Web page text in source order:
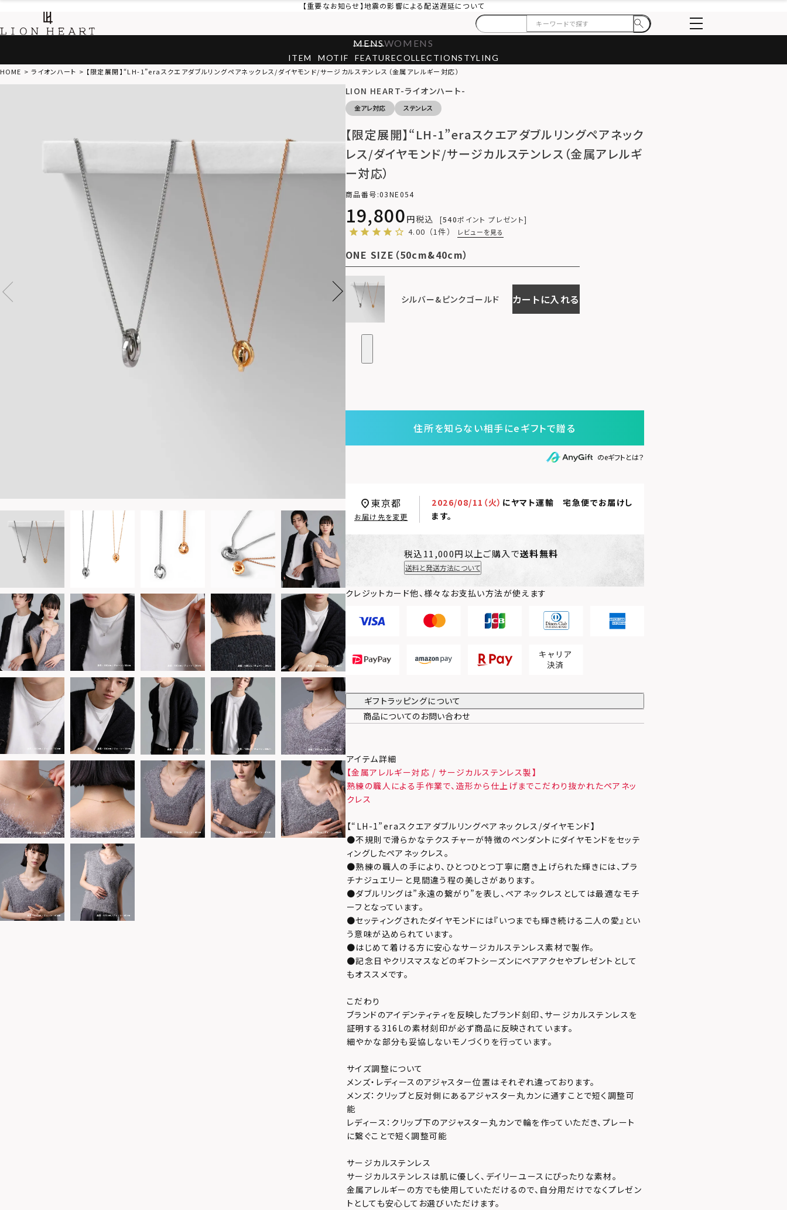
【重要なお知らせ】地震の影響による配送遅延について
MENSWOMENS
ITEM MOTIF FEATURECOLLECTIONSTYLING
HOME ライオンハート 【限定展開】“LH-1”eraスクエアダブルリングペアネックレス/ダイヤモンド/サージカルステンレス（金属アレルギー対応）
LION HEART-ライオンハート-
金アレ対応 ステンレス
【限定展開】“LH-1”eraスクエアダブルリングペアネック
レス/ダイヤモンド/サージカルステンレス（金属アレルギ
ー対応）
商品番号 03NE054
19,800 税込 540ポイント プレゼント
4.00 （1件） レビューを見る
ONE SIZE（50cm&40cm）
シルバー&ピンクゴールド カートに入れる
住所を知らない相手にeギフトで贈る
のeギフトとは？
2026/08/11（火） にヤマト運輸 宅急便でお届けし
ます。
東京都
お届け先を変更
税込11,000円以上ご購入で送料無料
送料と発送方法について
クレジットカード他、様々なお支払い方法が使えます
ギフトラッピングについて
商品についてのお問い合わせ
アイテム詳細
【金属アレルギー対応 / サージカルステンレス製】
熟練の職人による手作業で、造形から仕上げまでこだわり抜かれたペアネッ
クレス
【“LH-1”eraスクエアダブルリングペアネックレス/ダイヤモンド】
●不規則で滑らかなテクスチャーが特徴のペンダントにダイヤモンドをセッテ
ィングしたペアネックレス。
●熟練の職人の手により、ひとつひとつ丁寧に磨き上げられた輝きには、プラ
チナジュエリーと見間違う程の美しさがあります。
●ダブルリングは”永遠の繋がり”を表し、ペアネックレスとしては最適なモチ
ーフとなっています。
●セッティングされたダイヤモンドには『いつまでも輝き続ける二人の愛』とい
う意味が込められています。
●はじめて着ける方に安心なサージカルステンレス素材で製作。
●記念日やクリスマスなどのギフトシーズンにペアアクセやプレゼントとして
もオススメです。
こだわり
ブランドのアイデンティティを反映したブランド刻印、サージカルステンレスを
証明する316Lの素材刻印が必ず商品に反映されています。
細やかな部分も妥協しないモノづくりを行っています。
サイズ調整について
メンズ・レディースのアジャスター位置はそれぞれ違っております。
メンズ：クリップと反対側にあるアジャスター丸カンに通すことで短く調整可
能
レディース：クリップ下のアジャスター丸カンで輪を作っていただき、プレート
に繋ぐことで短く調整可能
サージカルステンレス
サージカルステンレスは肌に優しく、デイリーユースにぴったりな素材。
金属アレルギーの方でも使用していただけるので、自分用だけでなくプレゼン
トとしても安心してお選びいただけます。